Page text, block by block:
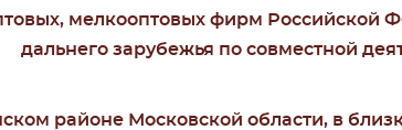
мелкооптовых фирм Российской
дальнего зарубежья по совместной
районе Московской области, в